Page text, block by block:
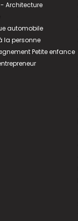
Architecture
automobile
la personne
Petite enfance